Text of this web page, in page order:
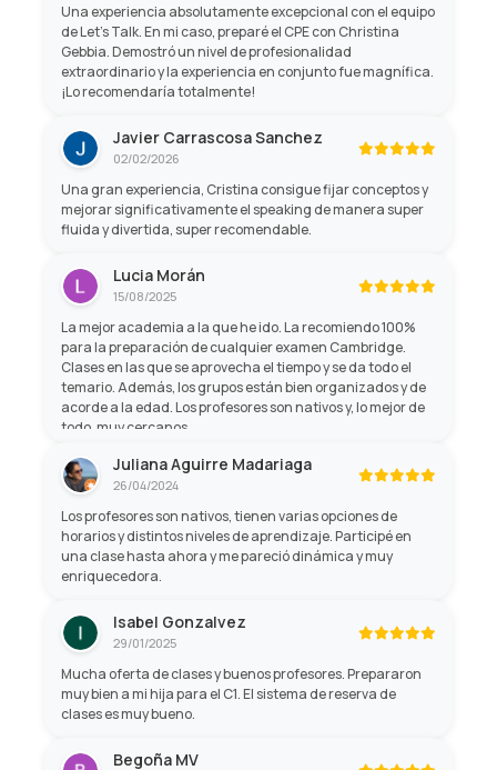
Una experiencia absolutamente excepcional con el equipo
de Let's Talk. En mi caso, preparé el CPE con Christina
Gebbia. Demostró un nivel de profesionalidad
extraordinario y la experiencia en conjunto fue magnífica.
¡Lo recomendaría totalmente!
Javier Carrascosa Sanchez
02/02/2026
Una gran experiencia, Cristina consigue fijar conceptos y
mejorar significativamente el speaking de manera super
fluida y divertida, super recomendable.
Lucia Morán
15/08/2025
La mejor academia a la que he ido. La recomiendo 100%
para la preparación de cualquier examen Cambridge.
Clases en las que se aprovecha el tiempo y se da todo el
temario. Además, los grupos están bien organizados y de
acorde a la edad. Los profesores son nativos y, lo mejor de
todo, muy cercanos.
Juliana Aguirre Madariaga
26/04/2024
Los profesores son nativos, tienen varias opciones de
horarios y distintos niveles de aprendizaje. Participé en
una clase hasta ahora y me pareció dinámica y muy
enriquecedora.
Isabel Gonzalvez
29/01/2025
Mucha oferta de clases y buenos profesores. Prepararon
muy bien a mi hija para el C1. El sistema de reserva de
clases es muy bueno.
Begoña MV